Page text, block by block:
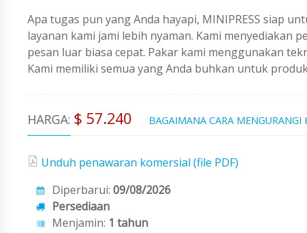
Apa tugas pun yang Anda hayapi, MINIPRESS siap
layanan kami jami lebih nyaman. Kami menyediakan
pesan luar biasa cepat. Pakar kami menggunakan
Kami memiliki semua yang Anda buhkan untuk
HARGA: $ 57.240 BAGAIMANA CARA MENGURANGI
Unduh penawaran komersial (file PDF)
Diperbarui: 09/08/2026
Persediaan
Menjamin: 1 tahun